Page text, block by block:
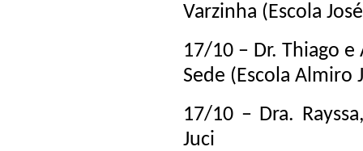
Varzinha (Escola
17/10 – Dr. Thiago e
Sede (Escola Almiro
17/10 – Dra.
Juci